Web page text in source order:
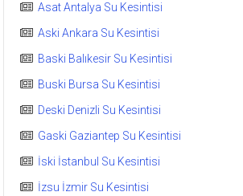
Asat Antalya Su Kesintisi
Aski Ankara Su Kesintisi
Baski Balıkesir Su Kesintisi
Buski Bursa Su Kesintisi
Deski Denizli Su Kesintisi
Gaski Gaziantep Su Kesintisi
İski İstanbul Su Kesintisi
İzsu İzmir Su Kesintisi